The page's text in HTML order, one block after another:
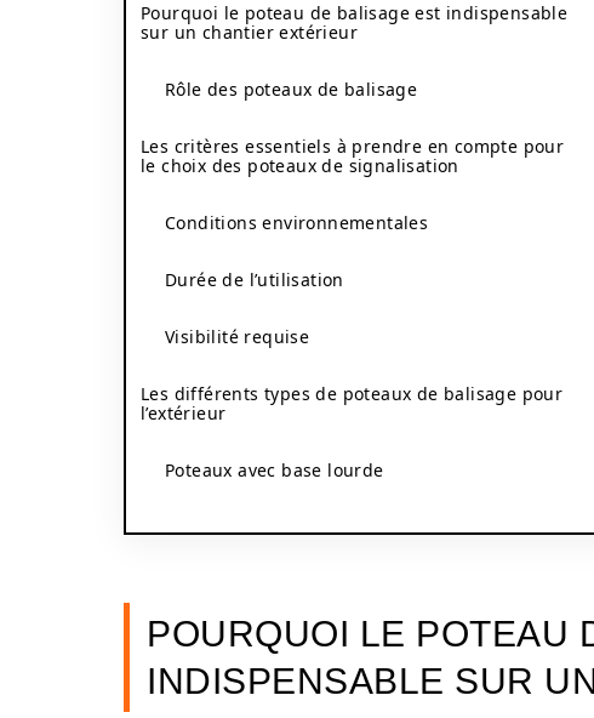
Pourquoi le poteau de balisage est indispensable
sur un chantier extérieur
Rôle des poteaux de balisage
Les critères essentiels à prendre en compte pour
le choix des poteaux de signalisation
Conditions environnementales
Durée de l’utilisation
Visibilité requise
Les différents types de poteaux de balisage pour
l’extérieur
Poteaux avec base lourde
POURQUOI LE POTEAU
INDISPENSABLE SUR